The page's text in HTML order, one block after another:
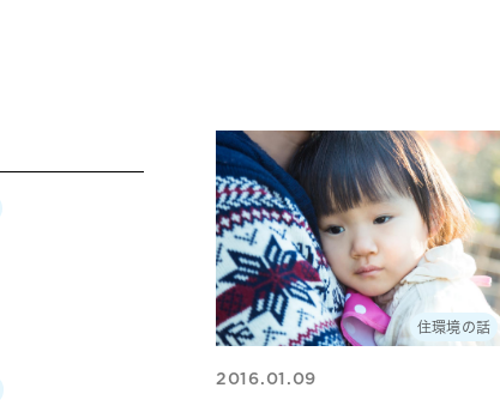
住環境の話
2016.01.09